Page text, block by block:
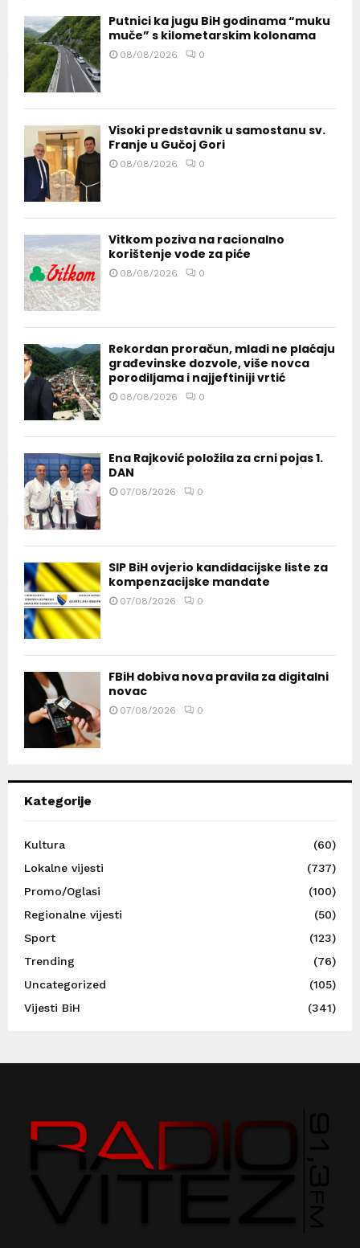
Putnici ka jugu BiH godinama “muku
muče” s kilometarskim kolonama
08/08/2026 0
Visoki predstavnik u samostanu sv.
Franje u Gučoj Gori
08/08/2026 0
Vitkom poziva na racionalno
korištenje vode za piće
08/08/2026 0
Rekordan proračun, mladi ne plaćaju
građevinske dozvole, više novca
porodiljama i najjeftiniji vrtić
08/08/2026 0
Ena Rajković položila za crni pojas 1.
DAN
07/08/2026 0
SIP BiH ovjerio kandidacijske liste za
kompenzacijske mandate
07/08/2026 0
FBiH dobiva nova pravila za digitalni
novac
07/08/2026 0
Kategorije
Kultura
(60)
Lokalne vijesti
(737)
Promo/Oglasi
(100)
Regionalne vijesti
(50)
Sport
(123)
Trending
(76)
Uncategorized
(105)
Vijesti BiH
(341)